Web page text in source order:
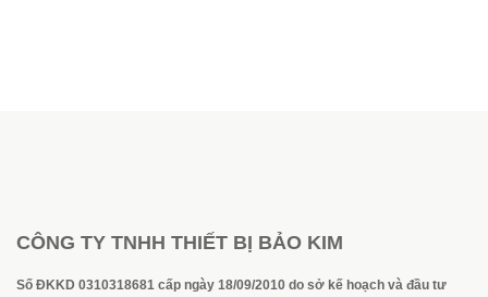
CÔNG TY TNHH THIẾT BỊ BẢO KIM
Số ĐKKD 0310318681 cấp ngày 18/09/2010 do sở kế hoạch và đầu tư